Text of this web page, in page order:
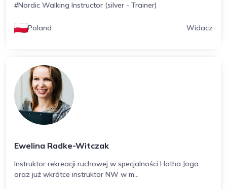
#Nordic Walking Instructor (silver - Trainer)
Poland Widacz
Ewelina Radke-Witczak
Instruktor rekreacji ruchowej w specjalności Hatha Joga
oraz już wkrótce instruktor NW w m...